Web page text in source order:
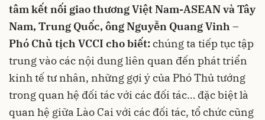
tâm kết nối giao thương Việt Nam-ASEAN và Tây
Nam, Trung Quốc, ông Nguyễn Quang Vinh –
Phó Chủ tịch VCCI cho biết:chúng ta tiếp tục tập
trung vào các nội dung liên quan đến phát triển
kinh tế tư nhân, những gợi ý của Phó Thủ tướng
trong quan hệ đối tác với các đối tác… đặc biệt là
quan hệ giữa Lào Cai với các đối tác, tổ chức cũng